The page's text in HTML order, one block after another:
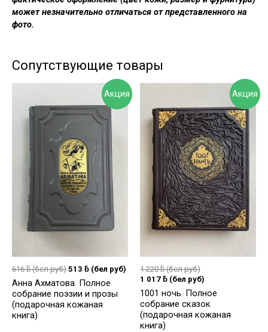
может незначительно отличаться от представленного на
фото.
Сопутствующие товары
Акция
616ƃ(бел руб) 513 ƃ (бел руб)
Анна Ахматова. Полное
собрание поэзии и прозы
(подарочная кожаная
книга)
Акция
1 220ƃ(бел руб)
1 017 ƃ (бел руб)
1001 ночь. Полное
собрание сказок
(подарочная кожаная
книга)